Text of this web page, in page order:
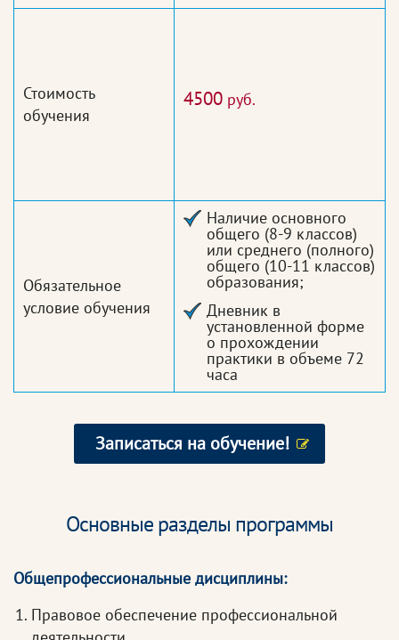
Стоимость
обучения
4500 руб.
Обязательное
условие обучения
Наличие основного
общего (8-9 классов)
или среднего (полного)
общего (10-11 классов)
образования;
Дневник в
установленной форме
о прохождении
практики в объеме 72
часа
Записаться на обучение!
Основные разделы программы
Общепрофессиональные дисциплины:
Правовое обеспечение профессиональной